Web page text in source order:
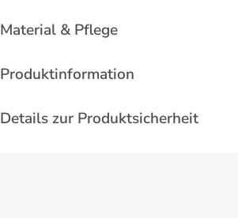
Material & Pflege
Produktinformation
Details zur Produktsicherheit